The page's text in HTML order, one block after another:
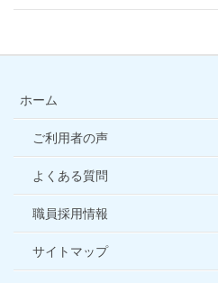
ホーム
ご利用者の声
よくある質問
職員採用情報
サイトマップ